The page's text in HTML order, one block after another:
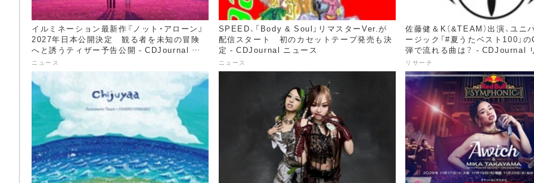
イルミネーション最新作『ノット・アローン』
2027年日本公開決定 観る者を未知の冒険
へと誘うティザー予告公開 - CDJournal ニ
ュース
ニュース
SPEED、「Body & Soul」リマスターVer.が
配信スタート 初のカセットテープ発売も決
定 - CDJournal ニュース
ニュース
佐藤健＆K（&TEAM）出演、ユニ
ージック「#夏うたベスト100」の
弾で流れる曲は？ - CDJournal
リサーチ